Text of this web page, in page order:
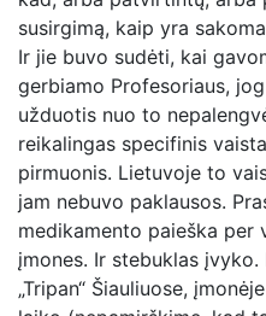
susirgimą, kaip yra
Ir jie buvo sudėti, kai
gerbiamo Profesoriaus,
užduotis nuo to
reikalingas specifinis
pirmuonis. Lietuvoje to
jam nebuvo paklausos.
medikamento paieška per
įmones. Ir stebuklas
„Tripan“ Šiauliuose,